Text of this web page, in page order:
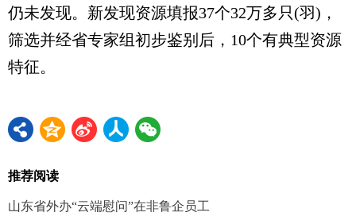
仍未发现。新发现资源填报37个32万多只(羽)，
筛选并经省专家组初步鉴别后，10个有典型资源
特征。
推荐阅读
山东省外办“云端慰问”在非鲁企员工